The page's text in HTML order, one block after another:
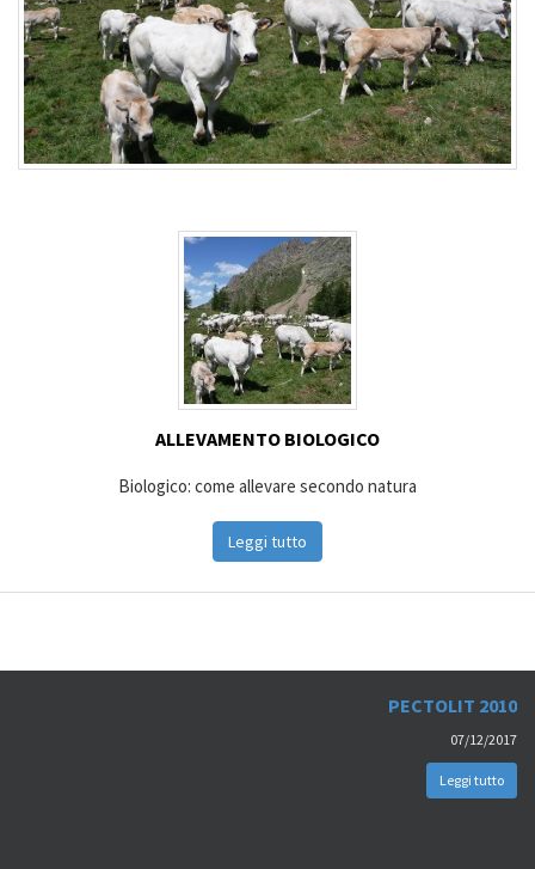
ALLEVAMENTO BIOLOGICO
Biologico: come allevare secondo natura
Leggi tutto
PECTOLIT 2010
07/12/2017
Leggi tutto